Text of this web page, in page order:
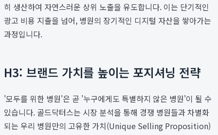
히 생산하여 자연스러운 상위 노출을 유도합니다. 이는 단기적인
광고 비용 지출을 넘어, 병원의 장기적인 디지털 자산을 쌓아가는
과정입니다.
H3: 브랜드 가치를 높이는 포지셔닝 전략
'모두를 위한 병원'은 곧 '누구에게도 특별하지 않은 병원'이 될 수
있습니다. 골드닥터스는 시장 분석을 통해 경쟁 병원들과 차별화
되는 우리 병원만의 고유한 가치(Unique Selling Proposition)